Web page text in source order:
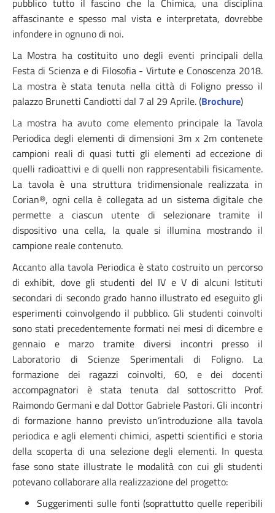
pubblico tutto il fascino che la Chimica, una disciplina
affascinante e spesso mal vista e interpretata, dovrebbe
infondere in ognuno di noi.
La Mostra ha costituito uno degli eventi principali della
Festa di Scienza e di Filosofia - Virtute e Conoscenza 2018.
La mostra è stata tenuta nella città di Foligno presso il
palazzo Brunetti Candiotti dal 7 al 29 Aprile. (Brochure)
La mostra ha avuto come elemento principale la Tavola
Periodica degli elementi di dimensioni 3m x 2m contenete
campioni reali di quasi tutti gli elementi ad eccezione di
quelli radioattivi e di quelli non rappresentabili fisicamente.
La tavola è una struttura tridimensionale realizzata in
Corian®, ogni cella è collegata ad un sistema digitale che
permette a ciascun utente di selezionare tramite il
dispositivo una cella, la quale si illumina mostrando il
campione reale contenuto.
Accanto alla tavola Periodica è stato costruito un percorso
di exhibit, dove gli studenti del IV e V di alcuni Istituti
secondari di secondo grado hanno illustrato ed eseguito gli
esperimenti coinvolgendo il pubblico. Gli studenti coinvolti
sono stati precedentemente formati nei mesi di dicembre e
gennaio e marzo tramite diversi incontri presso il
Laboratorio di Scienze Sperimentali di Foligno. La
formazione dei ragazzi coinvolti, 60, e dei docenti
accompagnatori è stata tenuta dal sottoscritto Prof.
Raimondo Germani e dal Dottor Gabriele Pastori. Gli incontri
di formazione hanno previsto un’introduzione alla tavola
periodica e agli elementi chimici, aspetti scientifici e storia
della scoperta di una selezione degli elementi. In questa
fase sono state illustrate le modalità con cui gli studenti
potevano collaborare alla realizzazione del progetto:
Suggerimenti sulle fonti (soprattutto quelle reperibili